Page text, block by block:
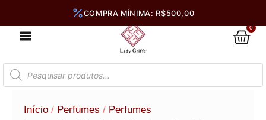
0
Pesquisar
produtos
Início / Perfumes / Perfumes